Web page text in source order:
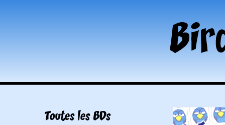
Toutes les BDs